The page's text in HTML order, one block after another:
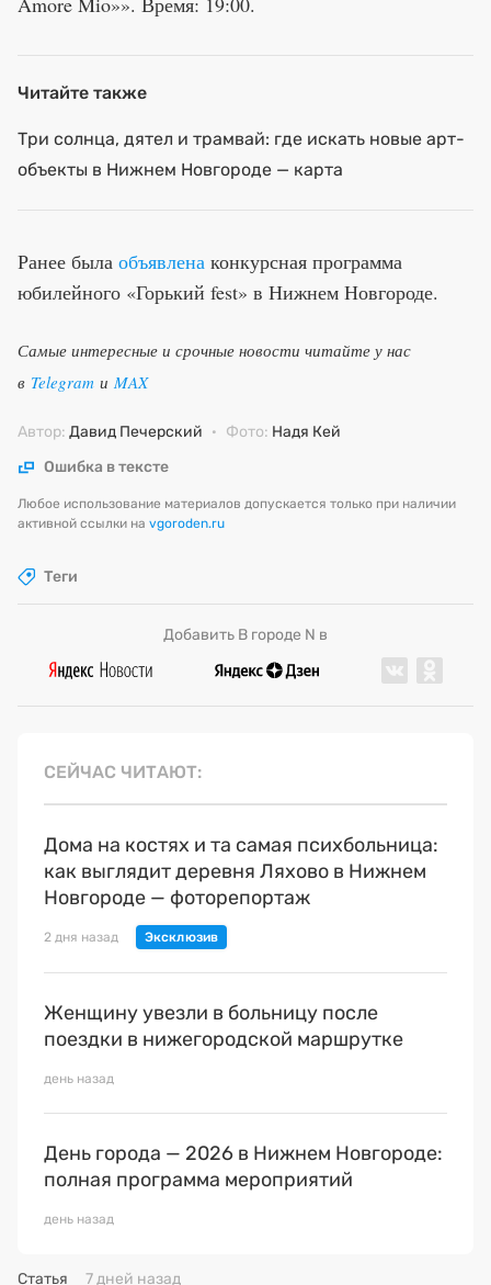
Читайте также
Три солнца, дятел и трамвай: где искать новые арт-
объекты в Нижнем Новгороде — карта
Ранее была объявлена конкурсная программа
юбилейного «Горький fest» в Нижнем Новгороде.
Самые интересные и срочные новости читайте у нас
в Telegram и MAX
Автор: Давид Печерский · Фото: Надя Кей
Ошибка в тексте
Любое использование материалов допускается только при наличии
активной ссылки на vgoroden.ru
Теги
Добавить В городе N в
СЕЙЧАС ЧИТАЮТ
Дома на костях и та самая психбольница:
как выглядит деревня Ляхово в Нижнем
Новгороде — фоторепортаж
2 дня назад
Женщину увезли в больницу после
поездки в нижегородской маршрутке
день назад
День города — 2026 в Нижнем Новгороде:
полная программа мероприятий
день назад
Статья 7 дней назад